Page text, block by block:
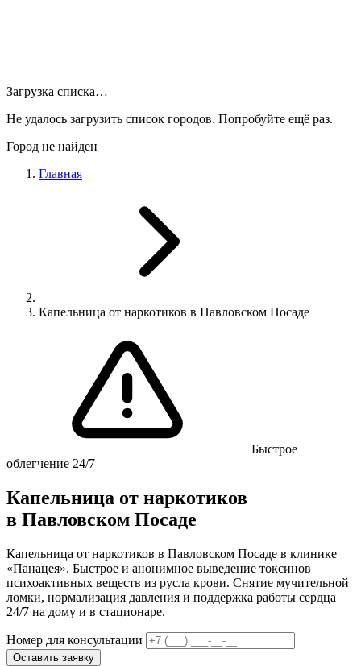
Загрузка списка…
Не удалось загрузить список городов. Попробуйте ещё раз.
Город не найден
Главная
Капельница от наркотиков в Павловском Посаде
Быстрое
облегчение 24/7
Капельница от наркотиков
в Павловском Посаде
Капельница от наркотиков в Павловском Посаде в клинике
«Панацея». Быстрое и анонимное выведение токсинов
психоактивных веществ из русла крови. Снятие мучительной
ломки, нормализация давления и поддержка работы сердца
24/7 на дому и в стационаре.
Номер для консультации
Оставить заявку